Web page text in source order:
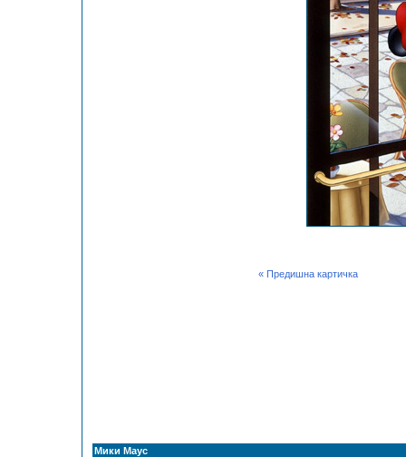
« Предишна картичка
Мики Маус